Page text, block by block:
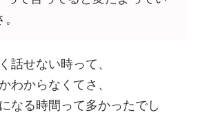
話せない時って、
わからなくてさ、
なる時間って多かったでし